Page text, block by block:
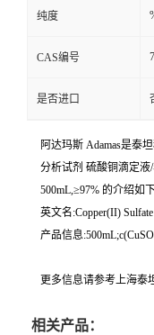
纯度
CAS编号
是否进口
阿达玛斯 Adamas是泰
分析试剂 硫酸铜滴定液
500mL,≥97% 的介绍如
英文名:Copper(II)
产品信息
更多信息请参考上海泰
相关产品：